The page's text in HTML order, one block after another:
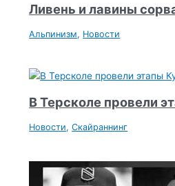
Ливень и лавины
Альпинизм, Новости
В Терсколе провели
Новости,Скайраннинг